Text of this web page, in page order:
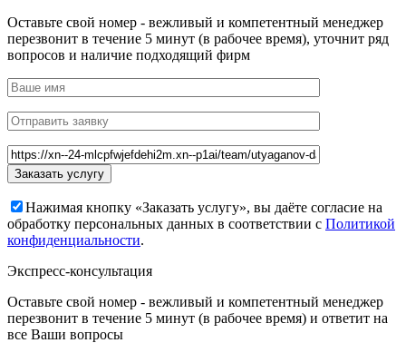
Оставьте свой номер - вежливый и компетентный менеджер
перезвонит в течение 5 минут (в рабочее время), уточнит ряд
вопросов и наличие подходящий фирм
Нажимая кнопку «Заказать услугу», вы даёте согласие на
обработку персональных данных в соответствии с Политикой
конфиденциальности.
Экспресс-консультация
Оставьте свой номер - вежливый и компетентный менеджер
перезвонит в течение 5 минут (в рабочее время) и ответит на
все Ваши вопросы